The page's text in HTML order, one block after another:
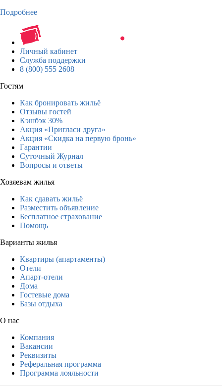
Подробнее
Личный кабинет
Служба поддержки
8 (800) 555 2608
Гостям
Как бронировать жильё
Отзывы гостей
Кэшбэк 30%
Акция «Пригласи друга»
Акция «Скидка на первую бронь»
Гарантии
Суточный Журнал
Вопросы и ответы
Хозяевам жилья
Как сдавать жильё
Разместить объявление
Бесплатное страхование
Помощь
Варианты жилья
Квартиры (апартаменты)
Отели
Апарт-отели
Дома
Гостевые дома
Базы отдыха
О нас
Компания
Вакансии
Реквизиты
Реферальная программа
Программа лояльности